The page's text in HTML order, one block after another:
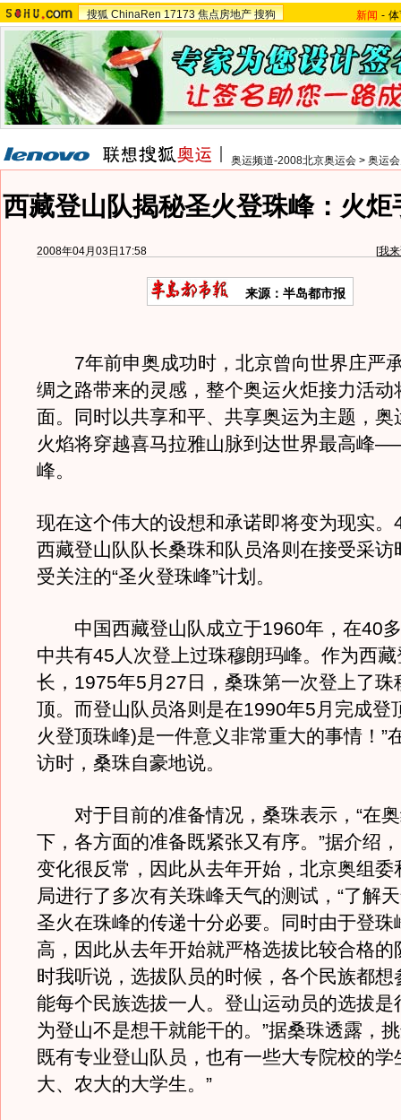
搜狐 ChinaRen 17173 焦点房地产 搜狗 新闻 -
奥运频道-2008北京奥运会 > 奥运
西藏登山队揭秘圣火登珠峰：火炬
2008年04月03日17:58 [我
来源：半岛都市报
7年前申奥成功时，北京曾向世界庄严
绸之路带来的灵感，整个奥运火炬接力活动
面。同时以共享和平、共享奥运为主题，奥
火焰将穿越喜马拉雅山脉到达世界最高峰
峰。
现在这个伟大的设想和承诺即将变为现实。
西藏登山队队长桑珠和队员洛则在接受采访
受关注的“圣火登珠峰”计划。
中国西藏登山队成立于1960年，在40
中共有45人次登上过珠穆朗玛峰。作为西
长，1975年5月27日，桑珠第一次登上了珠
顶。而登山队员洛则是在1990年5月完成登
火登顶珠峰)是一件意义非常重大的事情！”
访时，桑珠自豪地说。
对于目前的准备情况，桑珠表示，“在奥
下，各方面的准备既紧张又有序。”据介绍
变化很反常，因此从去年开始，北京奥组委
局进行了多次有关珠峰天气的测试，“了解
圣火在珠峰的传递十分必要。同时由于登珠
高，因此从去年开始就严格选拔比较合格的
时我听说，选拔队员的时候，各个民族都想
能每个民族选拔一人。登山运动员的选拔是
为登山不是想干就能干的。”据桑珠透露，
既有专业登山队员，也有一些大专院校的学
大、农大的大学生。”